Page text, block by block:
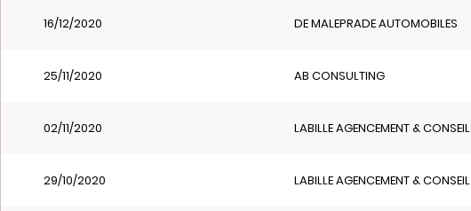
16/12/2020 DE MALEPRADE AUTOMOBILES
25/11/2020 AB CONSULTING
02/11/2020 LABILLE AGENCEMENT & CONSEIL
29/10/2020 LABILLE AGENCEMENT & CONSEIL